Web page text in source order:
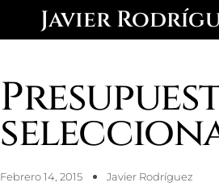
Javier
Febrero 14, 2015 Javier Rodríguez